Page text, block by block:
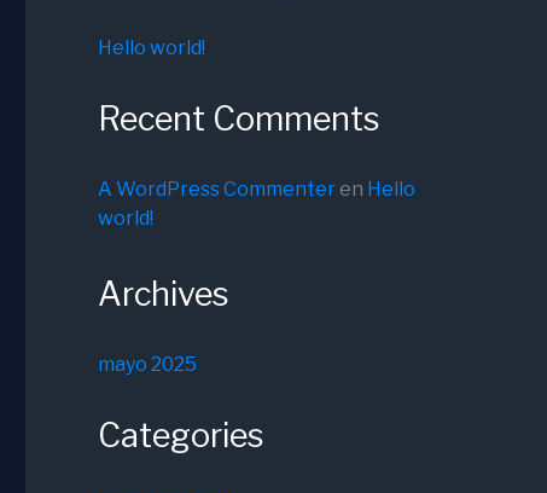
Hello world!
Recent Comments
A WordPress Commenteren Hello
world!
Archives
mayo 2025
Categories